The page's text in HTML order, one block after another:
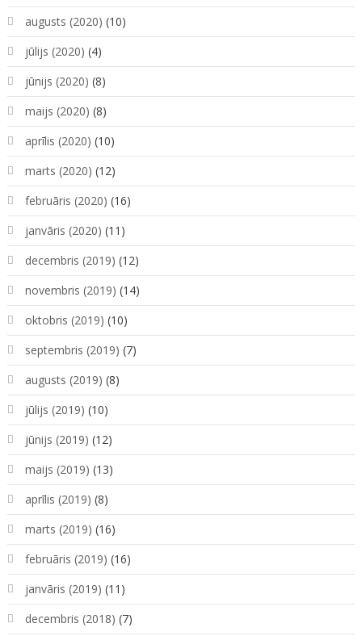
augusts (2020) (10)
jūlijs (2020) (4)
jūnijs (2020) (8)
maijs (2020) (8)
aprīlis (2020) (10)
marts (2020) (12)
februāris (2020) (16)
janvāris (2020) (11)
decembris (2019) (12)
novembris (2019) (14)
oktobris (2019) (10)
septembris (2019) (7)
augusts (2019) (8)
jūlijs (2019) (10)
jūnijs (2019) (12)
maijs (2019) (13)
aprīlis (2019) (8)
marts (2019) (16)
februāris (2019) (16)
janvāris (2019) (11)
decembris (2018) (7)